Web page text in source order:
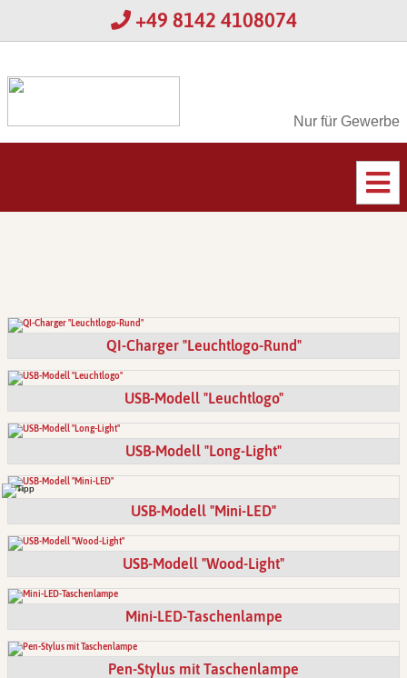
+49 8142 4108074
Nur für Gewerbe
QI-Charger "Leuchtlogo-Rund"
USB-Modell "Leuchtlogo"
USB-Modell "Long-Light"
USB-Modell "Mini-LED"
USB-Modell "Wood-Light"
Mini-LED-Taschenlampe
Pen-Stylus mit Taschenlampe